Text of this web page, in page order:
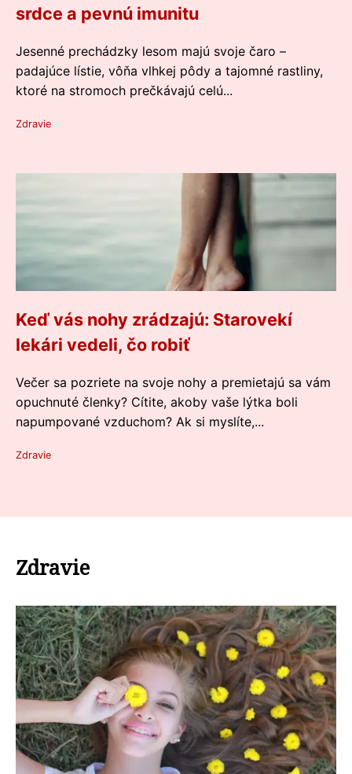
srdce a pevnú imunitu
Jesenné prechádzky lesom majú svoje čaro –
padajúce lístie, vôňa vlhkej pôdy a tajomné rastliny,
ktoré na stromoch prečkávajú celú...
Zdravie
Keď vás nohy zrádzajú: Starovekí
lekári vedeli, čo robiť
Večer sa pozriete na svoje nohy a premietajú sa vám
opuchnuté členky? Cítite, akoby vaše lýtka boli
napumpované vzduchom? Ak si myslíte,...
Zdravie
Zdravie